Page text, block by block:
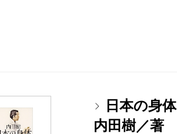
日本の身体
内田樹／著